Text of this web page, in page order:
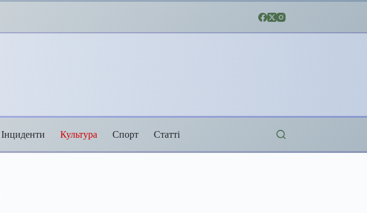
Інциденти Культура Спорт Статті